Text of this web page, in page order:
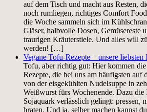
auf dem Tisch und macht aus Resten,
noch rumliegen, richtiges Comfort
die Woche sammeln sich im
Gläser, halbvolle Dosen, Gemüsereste
traurigen Kräuterstiele. Und alles will
werden! […]
Vegane Tofu-Rezepte – unsere
Tofu, aber richtig gut: Hier kommen
Rezepte, die bei uns am häufigsten auf
von der eisgekühlten Nudelsuppe in
Weißwurst fürs Wochenende. Dazu die
Sojaquark verlässlich gelingt: pressen,
braten. Und ja, selber machen kannst